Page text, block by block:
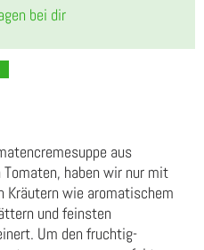
bei dir
aus
haben wir nur mit
Kräutern wie aromatischem
und feinsten
Um den fruchtig-